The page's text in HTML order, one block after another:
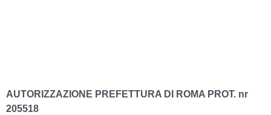
AUTORIZZAZIONE PREFETTURA DI ROMA PROT. nr
205518